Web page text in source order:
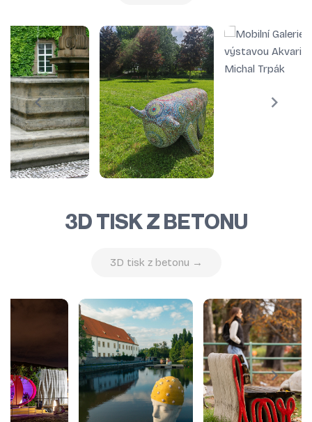
3D TISK Z BETONU
3D tisk z betonu →